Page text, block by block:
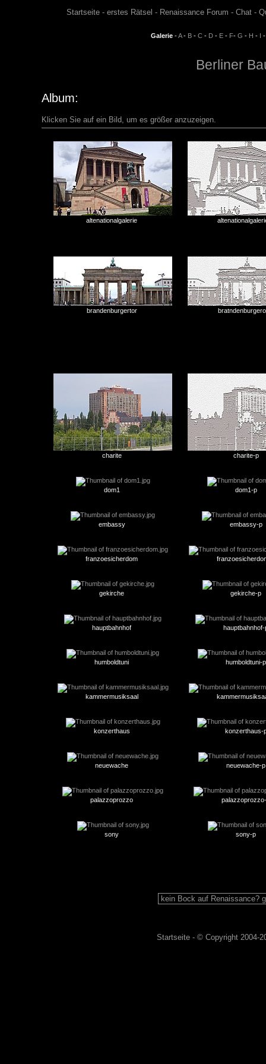
Startseite - erstes Rätsel - Renaissance Forum - Chat -
Galerie-A- B- C- D- E- F- G - H -I
Berliner
Album:
Klicken Sie auf ein Bild, um es größer anzuzeigen.
altenationalgalerie
brandenburgertor
charite charite-p
dom1 dom1-p
embassy embassy-p
franzoesicherdom
gekirche gekirche-p
hauptbahnhof hauptbahnhof-
humboldtuni humboldtuni-p
kammermusiksaal
konzerthaus konzerthaus-
neuewache neuewache-p
palazzoprozzo
sony sony-p
Startseite - © Copyright 2004-